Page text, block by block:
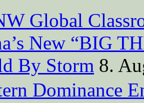
Global
New “BIG
By Storm 8.
Dominance